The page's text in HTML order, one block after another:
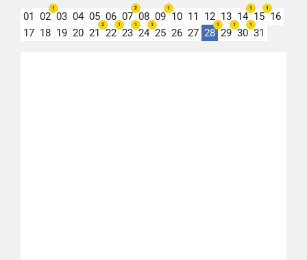
01 02
1
03 04 05 06 07
2
08 09
1
10 11 12 13 14
1
15
1
16
17 18 19 20 21
2
22
1
23
1
24
1
25 26 27 28
1
29
1
30
1
31